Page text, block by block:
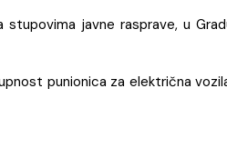
javne rasprave, u
punionica za električna